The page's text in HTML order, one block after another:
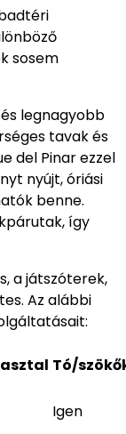
sosem
legnagyobb
tavak és
del Pinar ezzel
nyújt, óriási
benne.
így
a játszóterek,
Az alábbi
Tó/
Igen